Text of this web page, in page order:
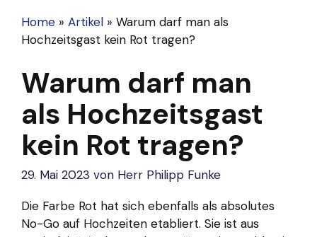
Home » Artikel » Warum darf man als
Hochzeitsgast kein Rot tragen?
Warum darf man
als Hochzeitsgast
kein Rot tragen?
29. Mai 2023 von Herr Philipp Funke
Die Farbe Rot hat sich ebenfalls als absolutes
No-Go auf Hochzeiten etabliert. Sie ist aus